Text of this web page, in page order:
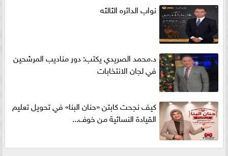
نواب الدائره الثالثه
د.محمد الصريدي يكتب: دور مناديب المرشحين
في لجان الانتخابات
كيف نجحت كابتن «حنان البنا» في تحويل تعليم
القيادة النسائية من خوف...